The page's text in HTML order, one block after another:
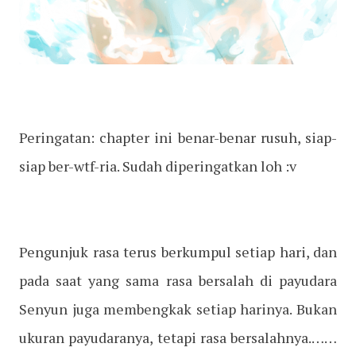
Peringatan: chapter ini benar-benar rusuh, siap-
siap ber-wtf-ria. Sudah diperingatkan loh :v
Pengunjuk rasa terus berkumpul setiap hari, dan
pada saat yang sama rasa bersalah di payudara
Senyun juga membengkak setiap harinya. Bukan
ukuran payudaranya, tetapi rasa bersalahnya.……